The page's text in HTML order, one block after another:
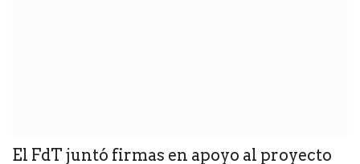
El FdT juntó firmas en apoyo al proyecto